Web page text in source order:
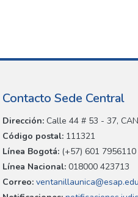
Contacto Sede Central
Dirección: Calle 44 # 53 - 37,
Código postal: 111321
Línea Bogotá: (+57) 601 7956110
Línea Nacional: 018000 423713
Correo: